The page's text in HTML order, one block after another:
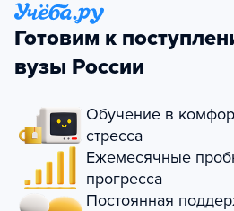
Готовим к
вузы России
Обучение в
стресса
Ежемесячные
прогресса
Постоянная